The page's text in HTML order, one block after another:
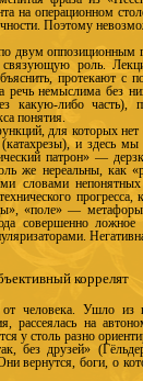
на операционном
Поэтому
по двум
связующую роль.
протекают
речь немыслима без
какую-либо часть),
понятия.
для которых
и здесь
патрон» —
же нереальны, как
словами
«поле» —
совершенно ложное
коррелят
от человека. Ушло
рассеялась на
у столь разно
без друзей»
вернутся, боги, о